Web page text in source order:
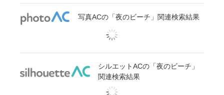
写真ACの「夜のビーチ」関連検索結果
シルエットACの「夜のビーチ」
関連検索結果